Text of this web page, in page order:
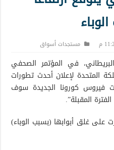
مستجدات أسواق
في المؤتمر الصحفي
المتحدة لإعلان أحدث تطورات
فيروس كورونا الجديدة سوف
المقبلة”.
على غلق أبوابها (بسبب الوباء)